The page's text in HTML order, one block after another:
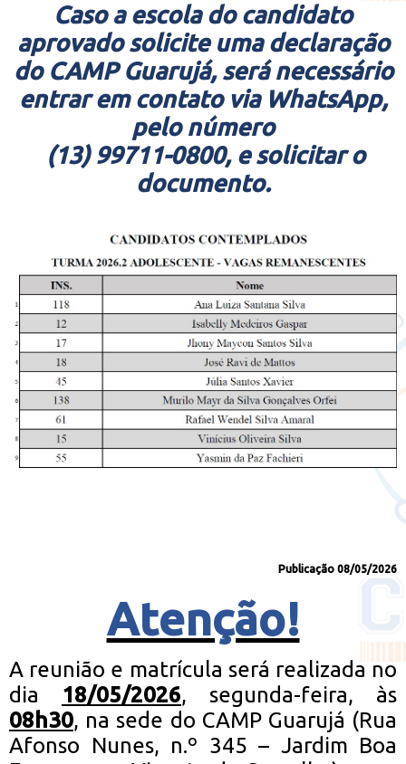
Caso a escola do candidato
aprovado solicite uma declaração
do CAMP Guarujá, será necessário
entrar em contato via WhatsApp,
pelo número
(13) 99711-0800, e solicitar o
documento.
Publicação 08/05/2026
Atenção!
A reunião e matrícula será realizada no
dia 18/05/2026, segunda-feira, às
08h30, na sede do CAMP Guarujá (Rua
Afonso Nunes, n.º 345 – Jardim Boa